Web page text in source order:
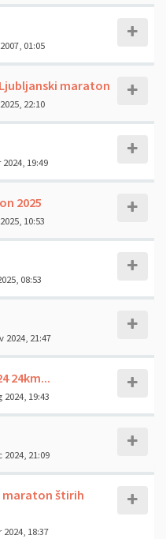
01:05
maraton
22:10
19:49
2025
10:53
08:53
2024, 21:47
24km...
2024, 19:43
2024, 21:09
maraton štirih
2024, 18:37